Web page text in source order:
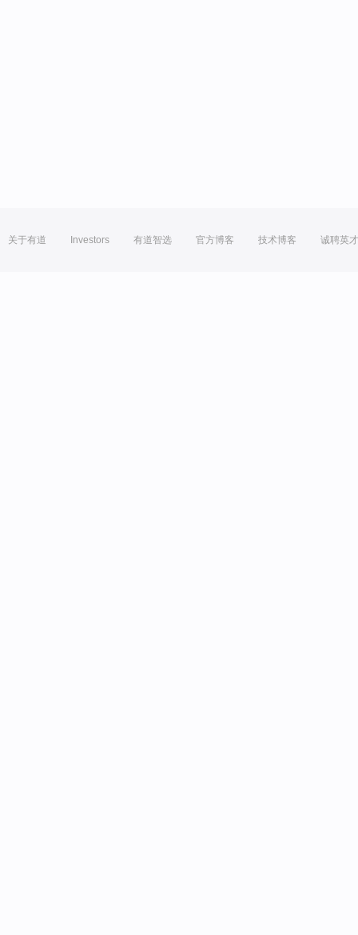
关于有道 Investors 有道智选 官方博客 技术博客 诚聘英才